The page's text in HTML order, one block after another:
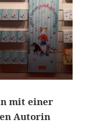
mit einer
Autorin